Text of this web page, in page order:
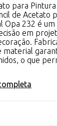
para
de Acetato
Opa 232 é
em
material
o que